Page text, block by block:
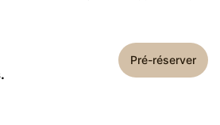
Pré-réserver